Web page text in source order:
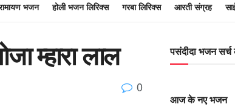
भजन होली भजन लिरिक्स गरबा लिरिक्स आरती संग्रह
म्हारा लाल
0
पसंदीदा भजन
आज के नए भजन